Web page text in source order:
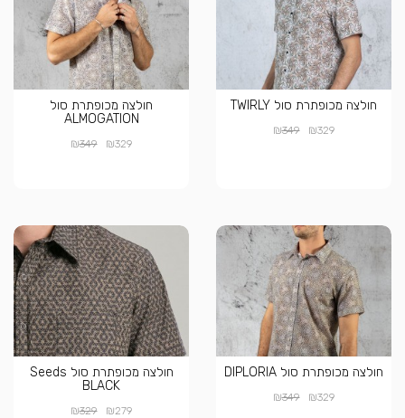
חולצה מכופתרת סול TWIRLY
₪329
₪349
חולצה מכופתרת סול
ALMOGATION
₪329
₪349
חולצה מכופתרת סול DIPLORIA
₪329
₪349
חולצה מכופתרת סול Seeds
BLACK
₪279
₪329